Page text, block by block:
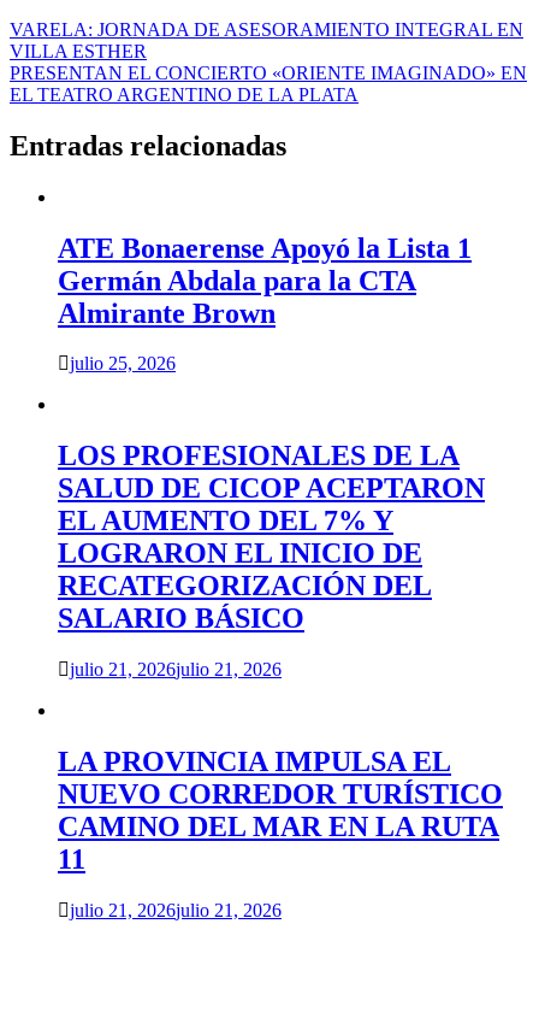
Navegación
de
entradas
VARELA: JORNADA DE ASESORAMIENTO INTEGRAL EN
VILLA ESTHER
PRESENTAN EL CONCIERTO «ORIENTE IMAGINADO» EN
EL TEATRO ARGENTINO DE LA PLATA
Entradas relacionadas
ATE Bonaerense Apoyó la Lista 1
Germán Abdala para la CTA
Almirante Brown
julio 25, 2026
LOS PROFESIONALES DE LA
SALUD DE CICOP ACEPTARON
EL AUMENTO DEL 7% Y
LOGRARON EL INICIO DE
RECATEGORIZACIÓN DEL
SALARIO BÁSICO
julio 21, 2026julio 21, 2026
LA PROVINCIA IMPULSA EL
NUEVO CORREDOR TURÍSTICO
CAMINO DEL MAR EN LA RUTA
11
julio 21, 2026julio 21, 2026